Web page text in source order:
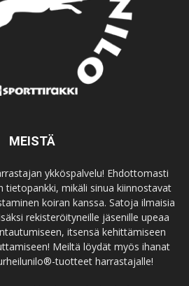
MEISTÄ
ykköspalvelu! Ehdottomasti
tietopankki, mikäli sinua kiinnostavat
koiran kanssa. Satoja ilmaisia
rekisteröityneille jäsenille upeaa
itsensä kehittämiseen
Meiltä löydät myös ihanat
tuotteet harrastajalle!